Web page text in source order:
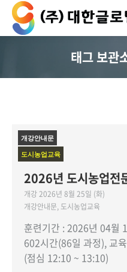
현
태그 보관
개강안내문
도시농업교육
2026년 도시농업전
개강 2026년 8월 25일 (화)
개강안내문, 도시농업교육
훈련기간 : 2026년 04월
602시간(86일 과정), 교
(점심 12:10 ~ 13:10)